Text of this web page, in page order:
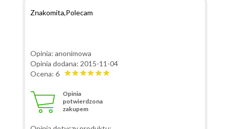
Znakomita,Polecam
Opinia: anonimowa
Opinia dodana: 2015-11-04
Ocena: 6
Opinia
potwierdzona
zakupem